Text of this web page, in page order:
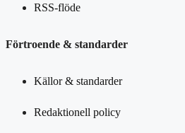
RSS-flöde
Förtroende & standarder
Källor & standarder
Redaktionell policy